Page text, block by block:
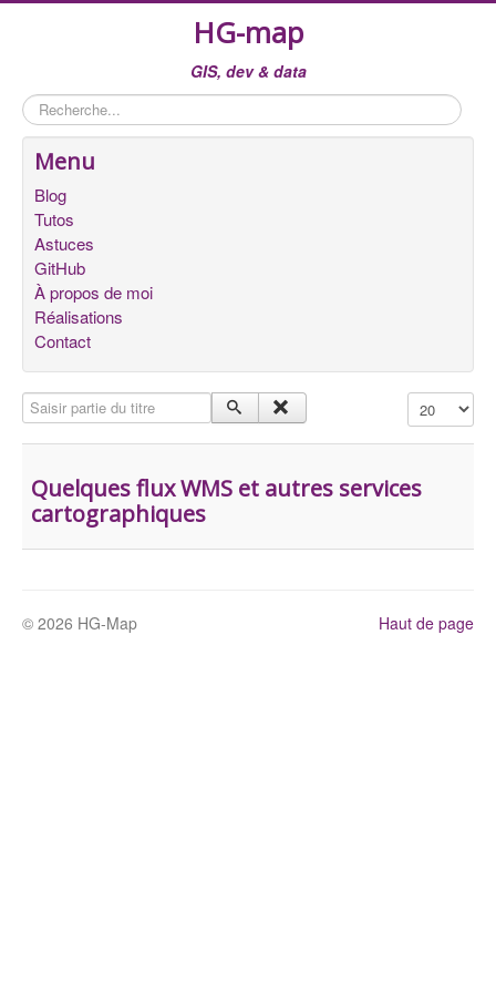
HG-map
GIS, dev & data
Rechercher
Menu
Blog
Tutos
Astuces
GitHub
À propos de moi
Réalisations
Contact
Saisir partie du titre Affichage #
Quelques flux WMS et autres services
cartographiques
Haut de page
© 2026 HG-Map